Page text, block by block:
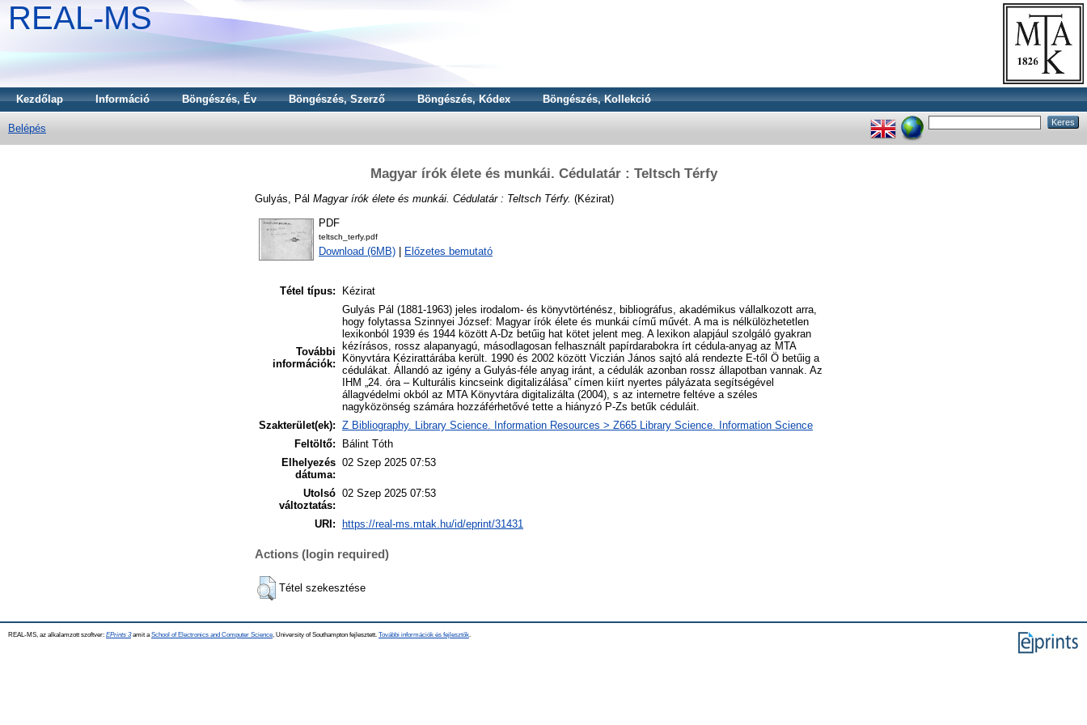
REAL-MS
Kezdőlap Információ Böngészés, Év Böngészés, Szerző Böngészés, Kódex Böngészés, Kollekció
Belépés
Magyar írók élete és munkái. Cédulatár : Teltsch Térfy
Gulyás, Pál Magyar írók élete és munkái. Cédulatár : Teltsch Térfy. (Kézirat)
PDF
teltsch_terfy.pdf
Download (6MB) Előzetes bemutató
Tétel típus: Kézirat
További
információk:
Gulyás Pál (1881-1963) jeles irodalom- és könyvtörténész, bibliográfus, akadémikus vállalkozott arra,
hogy folytassa Szinnyei József: Magyar írók élete és munkái című művét. A ma is nélkülözhetetlen
lexikonból 1939 és 1944 között A-Dz betűig hat kötet jelent meg. A lexikon alapjául szolgáló gyakran
kézírásos, rossz alapanyagú, másodlagosan felhasznált papírdarabokra írt cédula-anyag az MTA
Könyvtára Kézirattárába került. 1990 és 2002 között Viczián János sajtó alá rendezte E-től Ö betűig a
cédulákat. Állandó az igény a Gulyás-féle anyag iránt, a cédulák azonban rossz állapotban vannak. Az
IHM „24. óra – Kulturális kincseink digitalizálása” címen kiírt nyertes pályázata segítségével
állagvédelmi okból az MTA Könyvtára digitalizálta (2004), s az internetre feltéve a széles
nagyközönség számára hozzáférhetővé tette a hiányzó P-Zs betűk céduláit.
Szakterület(ek): Z Bibliography. Library Science. Information Resources > Z665 Library Science. Information Science
Feltöltő:
Bálint Tóth
Elhelyezés
dátuma:
02 Szep 2025 07:53
Utolsó
változtatás:
02 Szep 2025 07:53
URI: https://real-ms.mtak.hu/id/eprint/31431
Actions (login required)
Tétel szekesztése
REAL-MS, az alkalamzott szoftver: EPrints 3amit a School of Electronics and Computer Science , University of Southampton fejlesztett. További információk és fejlesztők